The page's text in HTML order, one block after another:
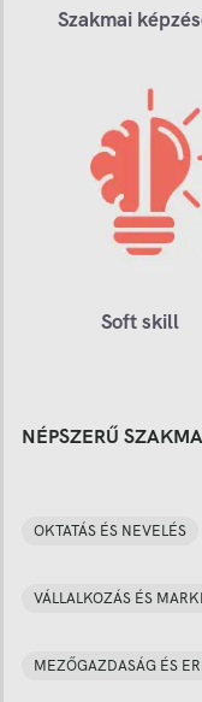
Szakmai
Soft skill
NÉPSZERŰ
OKTATÁS ÉS NEVELÉS
VÁLLALKOZÁS ÉS
MEZŐGAZDASÁG ÉS